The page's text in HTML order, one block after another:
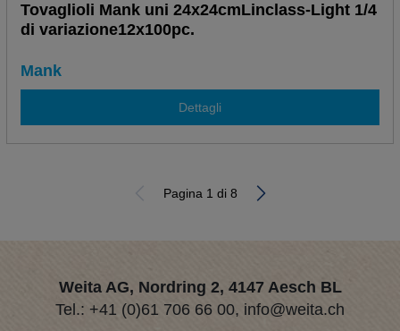
Tovaglioli Mank uni 24x24cmLinclass-Light 1/4
di variazione12x100pc.
Mank
Dettagli
Pagina 1 di 8
Weita AG, Nordring 2, 4147 Aesch BL
Tel.: +41 (0)61 706 66 00, info@weita.ch